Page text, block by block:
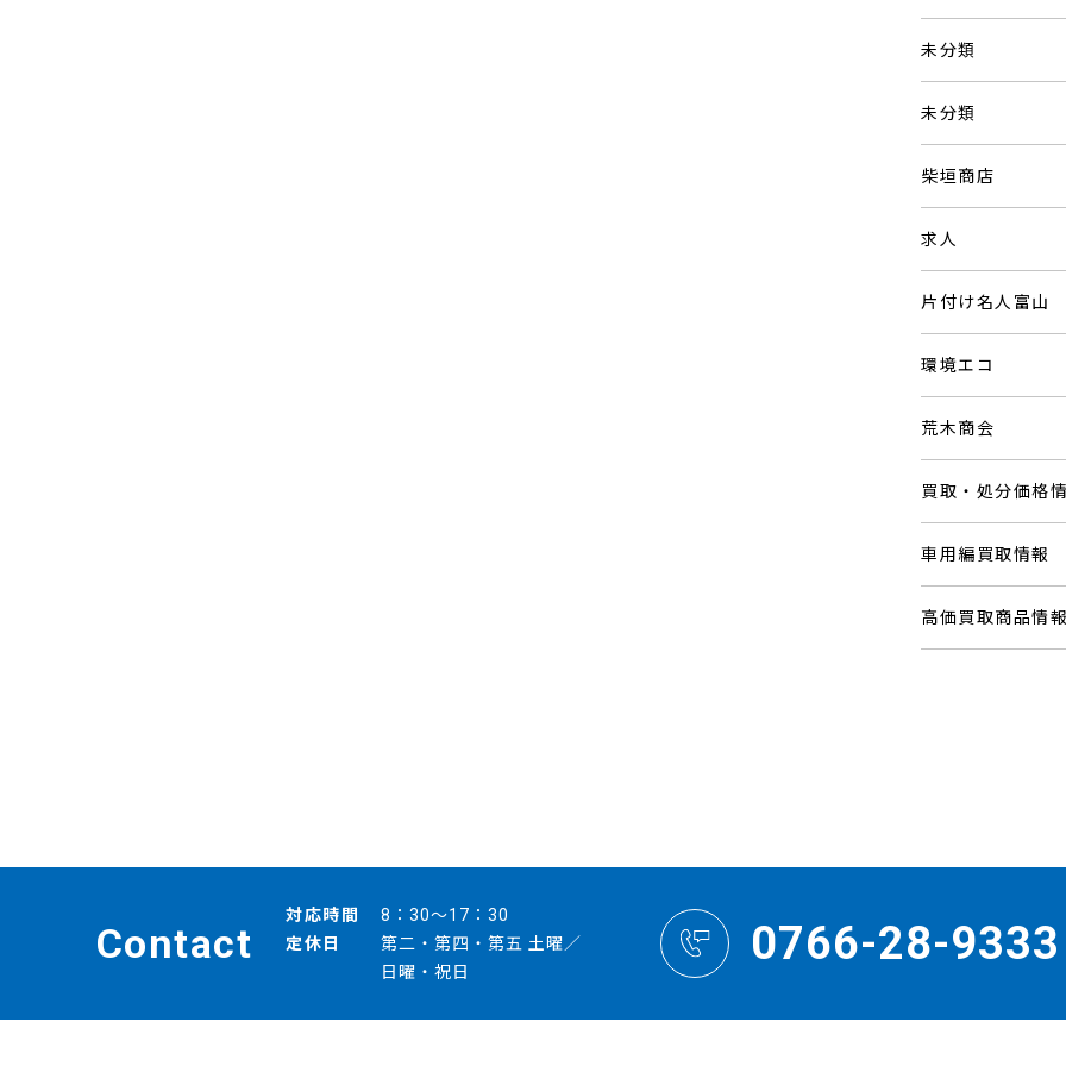
未分類
未分類
柴垣商店
求人
片付け名人富山
環境エコ
荒木商会
買取・処分価格
車用編買取情報
高価買取商品情
Contact
対応時間
8：30～17：30
定休日
第二・第四・第五 土曜／
日曜・祝日
0766-28-9333